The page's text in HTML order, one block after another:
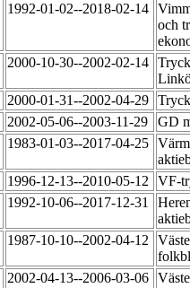
1992-01-02--2018-02-14
och
2000-10-30--2002-02-14
2000-01-31--2002-04-29
2002-05-06--2003-11-29
GD
1983-01-03--2017-04-25
1996-12-13--2010-05-12
VF-
1992-10-06--2017-12-31
1987-10-10--2002-04-12
2002-04-13--2006-03-06